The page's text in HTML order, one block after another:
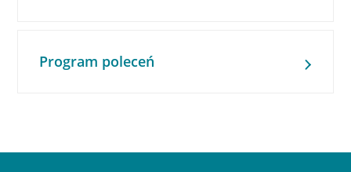
Program poleceń